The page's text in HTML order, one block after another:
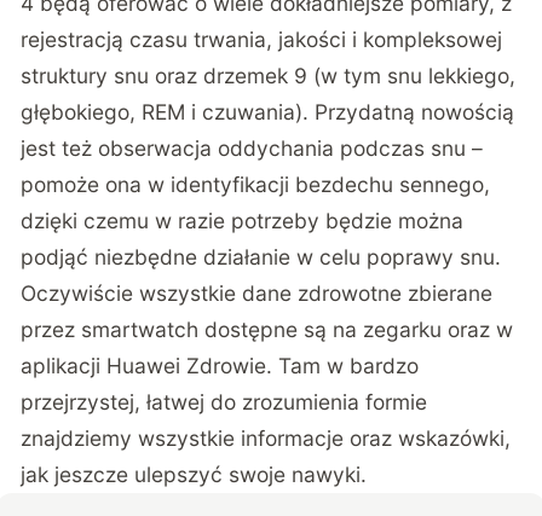
rejestracją czasu trwania, jakości i kompleksowej
struktury snu oraz drzemek 9 (w tym snu lekkiego,
głębokiego, REM i czuwania). Przydatną nowością
jest też obserwacja oddychania podczas snu –
pomoże ona w identyfikacji bezdechu sennego,
dzięki czemu w razie potrzeby będzie można
podjąć niezbędne działanie w celu poprawy snu.
Oczywiście wszystkie dane zdrowotne zbierane
przez smartwatch dostępne są na zegarku oraz w
aplikacji Huawei Zdrowie. Tam w bardzo
przejrzystej, łatwej do zrozumienia formie
znajdziemy wszystkie informacje oraz wskazówki,
jak jeszcze ulepszyć swoje nawyki.